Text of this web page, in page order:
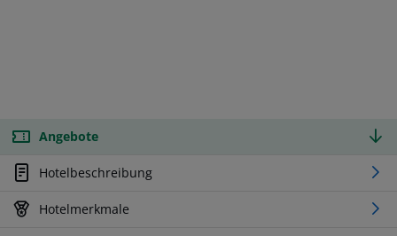
Angebote
Hotelbeschreibung
Hotelmerkmale